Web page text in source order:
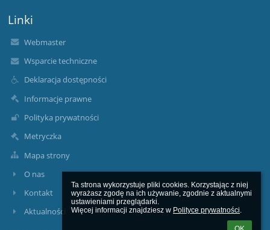
Ta strona wykorzystuje pliki cookies. Korzystając z niej
wyrażasz zgodę na ich używanie, zgodnie z aktualnymi
ustawieniami przeglądarki.
Więcej informacji znajdziesz w Polityce prywatności.
Linki
Webmaster
Wsparcie techniczne
Deklaracja dostępności
Informacje prawne
Polityka prywatności
Metryczka
Mapa strony
O nas
Kontakt
Aktualności